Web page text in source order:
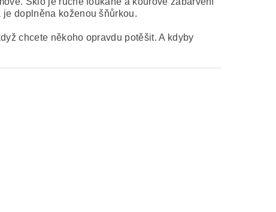
doplněna koženou šňůrkou.
chcete někoho opravdu potěšit. A kdyby